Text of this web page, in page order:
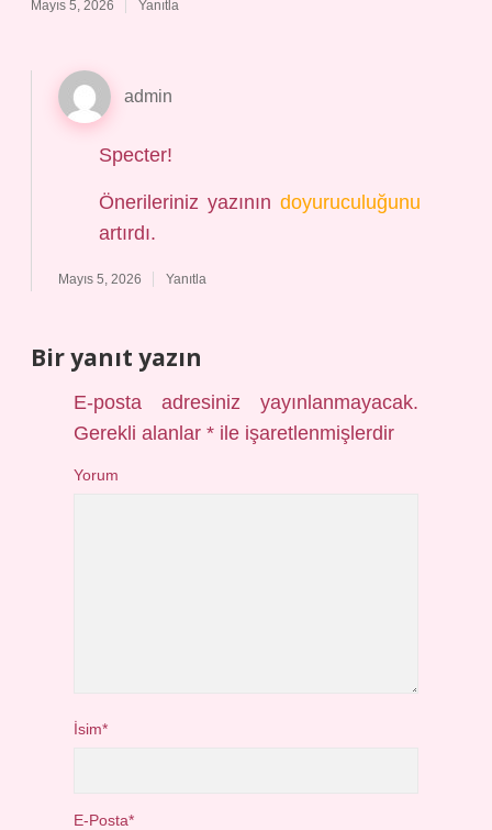
Mayıs 5, 2026 Yanıtla
admin
Specter!
Önerileriniz yazınındoyuruculuğunu
artırdı.
Mayıs 5, 2026 Yanıtla
Bir yanıt yazın
E-posta adresiniz yayınlanmayacak.
Gerekli alanlar* ile işaretlenmişlerdir
Yorum
İsim*
E-Posta*